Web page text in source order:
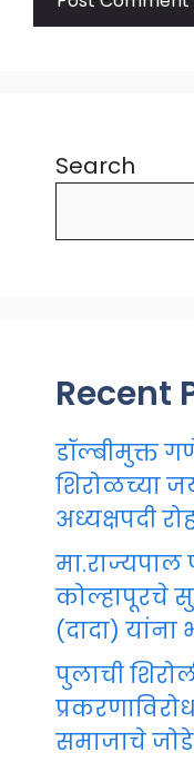
Search
Recent
डॉल्बीमुक्त
शिरोळच्या
अध्यक्षपदी
मा.राज्यपाल
कोल्हापूरचे
(दादा) यांना
पुलाची
समाजाचे